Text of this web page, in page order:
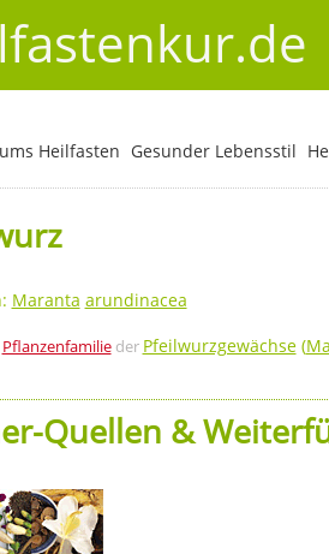
Heilfasten Gesunder Lebensstil
Maranta arundinacea
Pflanzenfamilieder Pfeilwurzgewächse(
Quellen &